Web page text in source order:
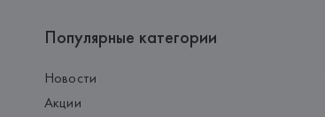
Популярные категории
Новости
Акции